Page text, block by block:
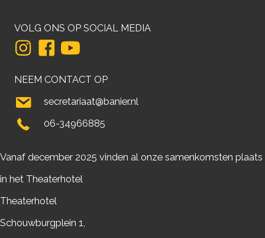
VOLG ONS OP SOCIAL MEDIA
NEEM CONTACT OP
secretariaat@banier.nl
06-34966885
Vanaf december 2025 vinden al onze samenkomsten plaats
in het Theaterhotel
Theaterhotel
Schouwburgplein 1,